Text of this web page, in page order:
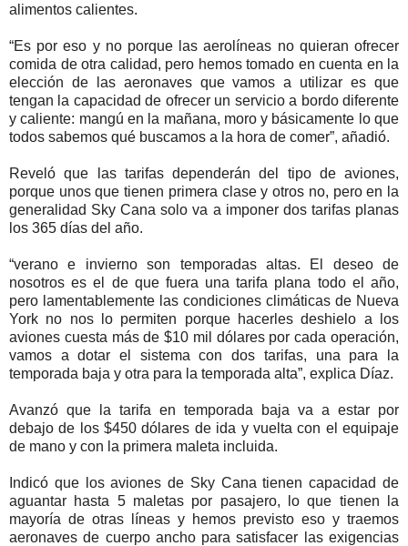
alimentos calientes.
“Es por eso y no porque las aerolíneas no quieran ofrecer
comida de otra calidad, pero hemos tomado en cuenta en la
elección de las aeronaves que vamos a utilizar es que
tengan la capacidad de ofrecer un servicio a bordo diferente
y caliente: mangú en la mañana, moro y básicamente lo que
todos sabemos qué buscamos a la hora de comer”, añadió.
Reveló que las tarifas dependerán del tipo de aviones,
porque unos que tienen primera clase y otros no, pero en la
generalidad Sky Cana solo va a imponer dos tarifas planas
los 365 días del año.
“verano e invierno son temporadas altas. El deseo de
nosotros es el de que fuera una tarifa plana todo el año,
pero lamentablemente las condiciones climáticas de Nueva
York no nos lo permiten porque hacerles deshielo a los
aviones cuesta más de $10 mil dólares por cada operación,
vamos a dotar el sistema con dos tarifas, una para la
temporada baja y otra para la temporada alta”, explica Díaz.
Avanzó que la tarifa en temporada baja va a estar por
debajo de los $450 dólares de ida y vuelta con el equipaje
de mano y con la primera maleta incluida.
Indicó que los aviones de Sky Cana tienen capacidad de
aguantar hasta 5 maletas por pasajero, lo que tienen la
mayoría de otras líneas y hemos previsto eso y traemos
aeronaves de cuerpo ancho para satisfacer las exigencias